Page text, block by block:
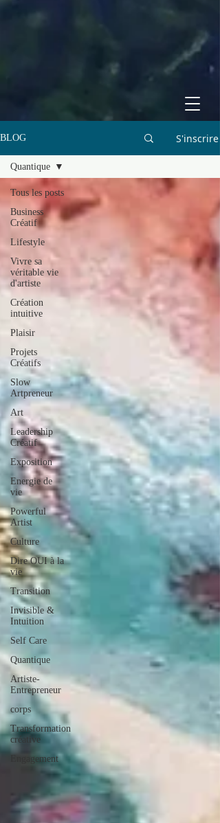
BLOG S'inscrire
Tous les posts
Business
Créatif
Lifestyle
Vivre sa
véritable vie
d'artiste
Création
intuitive
Plaisir
Projets
Créatifs
Slow
Artpreneur
Art
Leadership
Créatif
Exposition
Energie de
vie
Powerful
Artist
Culture
Dire OUI à la
vie
Transition
Invisible &
Intuition
Self Care
Quantique
Artiste-
Entrepreneur
corps
Transformation
créative
Engagement
Quantique